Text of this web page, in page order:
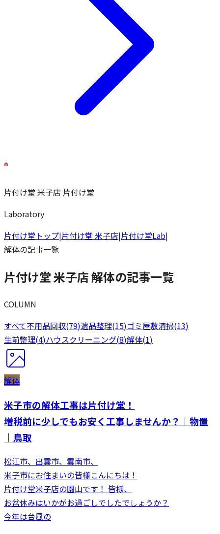
片付け堂 米子店 片付け堂
Laboratory
片付け堂トップ|片付け堂 米子店|片付け堂Lab|
解体の記事一覧
片付け堂 米子店 解体の記事一覧
COLUMN
すべて不用品回収(79)遺品整理(15)ゴミ屋敷清掃(13)
生前整理(4)ハウスクリーニング(8)解体(1)
解体
米子市の解体工事は片付け堂！
増税前に少しでもお安く工事しませんか？｜物置
｜鳥取
松江市、出雲市、雲南市、
米子市にお住まいの皆様こんにちは！
片付け堂米子店の園山です！ 皆様、
お盆休みはいかがお過ごしでしたでしょうか？
今年は台風の